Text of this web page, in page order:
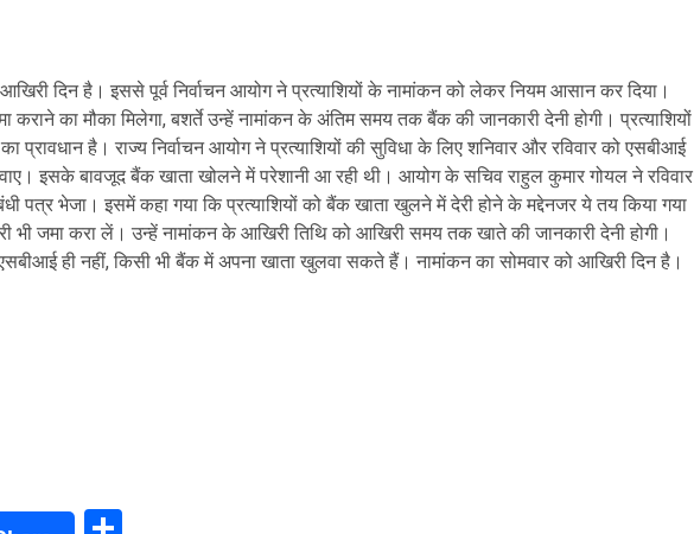
दिन है। इससे पूर्व निर्वाचन आयोग ने प्रत्याशियों के नामांकन को लेकर नियम आसान कर दिया।
कराने का मौका मिलेगा, बशर्ते उन्हें नामांकन के अंतिम समय तक बैंक की जानकारी देनी होगी। प्रत्याशियों
है। राज्य निर्वाचन आयोग ने प्रत्याशियों की सुविधा के लिए शनिवार और रविवार को एसबीआई
इसके बावजूद बैंक खाता खोलने में परेशानी आ रही थी। आयोग के सचिव राहुल कुमार गोयल ने रविवार
पत्र भेजा। इसमें कहा गया कि प्रत्याशियों को बैंक खाता खुलने में देरी होने के मद्देनजर ये तय किया गया
भी जमा करा लें। उन्हें नामांकन के आखिरी तिथि को आखिरी समय तक खाते की जानकारी देनी होगी।
ही नहीं, किसी भी बैंक में अपना खाता खुलवा सकते हैं। नामांकन का सोमवार को आखिरी दिन है।